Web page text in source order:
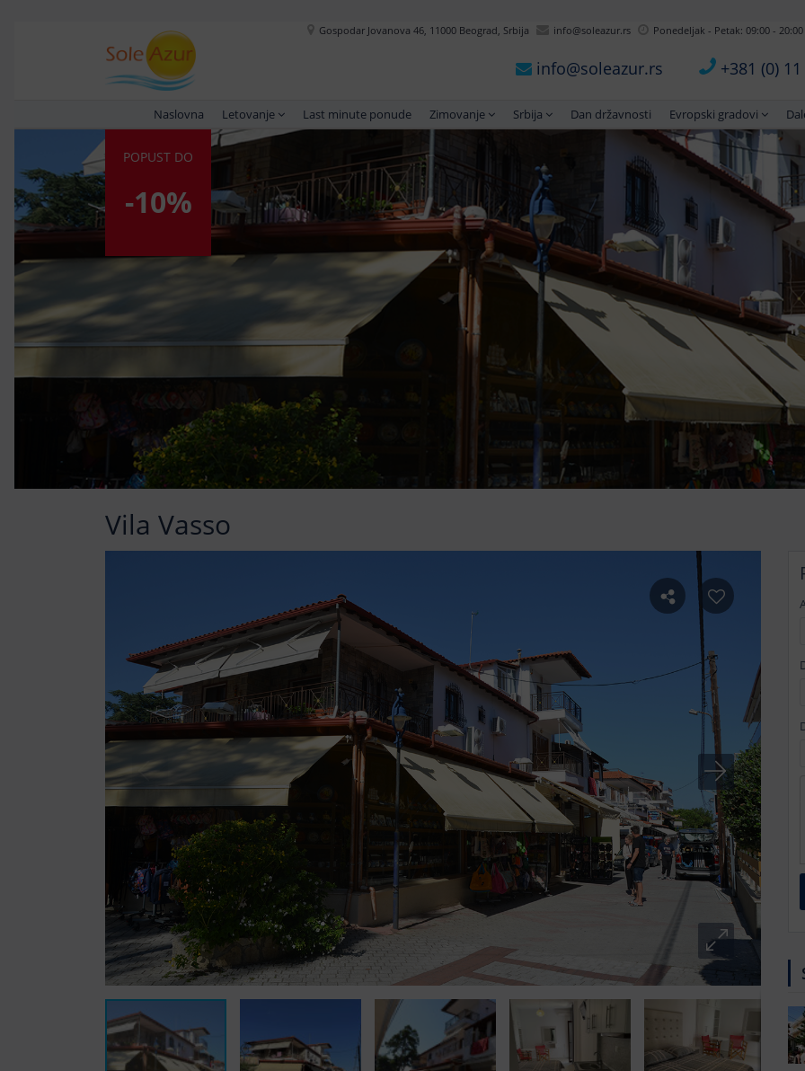
Gospodar Jovanova 46, 11000 Beograd, Srbija info@soleazur.rs Ponedeljak - Petak: 09:00 -
info@soleazur.rs +381 (0)
Naslovna Letovanje Last minute ponude Zimovanje Srbija Dan državnosti Evropski gradovi
POPUST DO
-10%
Vila Vasso